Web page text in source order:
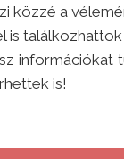
közzé a
találkozhattok
információkat
is!